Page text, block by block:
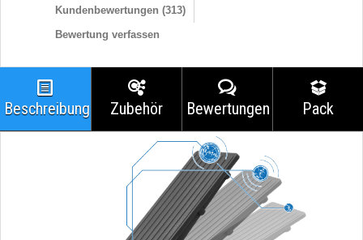
Kundenbewertungen (313)
Bewertung verfassen
Beschreibung Zubehör Bewertungen Pack